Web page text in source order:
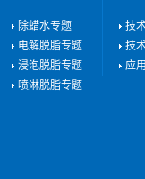
除蜡水专题
电解脱脂专题
浸泡脱脂专题
喷淋脱脂专题
技
技
应